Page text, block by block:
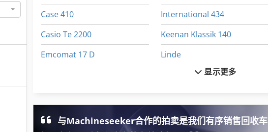
Case 410
Casio Te 2200
Emcomat 17 D
Fuw 250
International 434
Keenan Klassik 140
Linde
Makino Snc 64
Newton 20
显示更多
与Machineseeker合作的拍卖是我们有序销售回收车